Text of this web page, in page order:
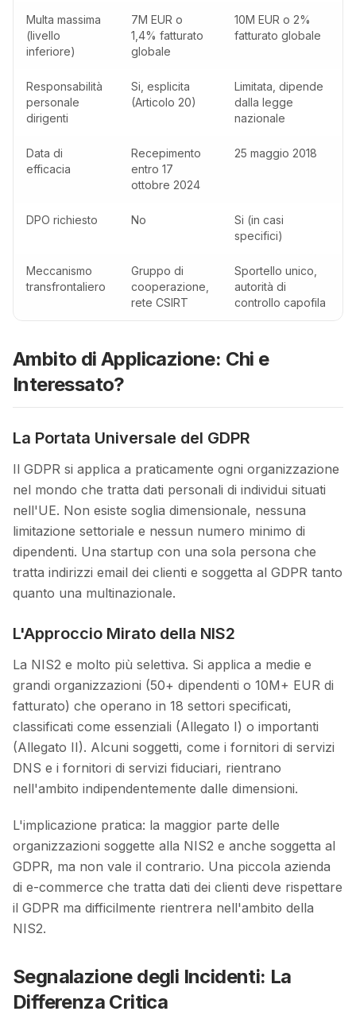
Multa massima
(livello
inferiore)
7M EUR o
1,4% fatturato
globale
10M EUR o 2%
fatturato globale
Responsabilità
personale
dirigenti
Si, esplicita
(Articolo 20)
Limitata, dipende
dalla legge
nazionale
Data di
efficacia
Recepimento
entro 17
ottobre 2024
25 maggio 2018
DPO richiesto No
Si (in casi
specifici)
Meccanismo
transfrontaliero
Gruppo di
cooperazione,
rete CSIRT
Sportello unico,
autorità di
controllo capofila
Ambito di Applicazione: Chi e
Interessato?
La Portata Universale del GDPR
Il GDPR si applica a praticamente ogni organizzazione
nel mondo che tratta dati personali di individui situati
nell'UE. Non esiste soglia dimensionale, nessuna
limitazione settoriale e nessun numero minimo di
dipendenti. Una startup con una sola persona che
tratta indirizzi email dei clienti e soggetta al GDPR tanto
quanto una multinazionale.
L'Approccio Mirato della NIS2
La NIS2 e molto più selettiva. Si applica a medie e
grandi organizzazioni (50+ dipendenti o 10M+ EUR di
fatturato) che operano in 18 settori specificati,
classificati come essenziali (Allegato I) o importanti
(Allegato II). Alcuni soggetti, come i fornitori di servizi
DNS e i fornitori di servizi fiduciari, rientrano
nell'ambito indipendentemente dalle dimensioni.
L'implicazione pratica: la maggior parte delle
organizzazioni soggette alla NIS2 e anche soggetta al
GDPR, ma non vale il contrario. Una piccola azienda
di e-commerce che tratta dati dei clienti deve rispettare
il GDPR ma difficilmente rientrera nell'ambito della
NIS2.
Segnalazione degli Incidenti: La
Differenza Critica